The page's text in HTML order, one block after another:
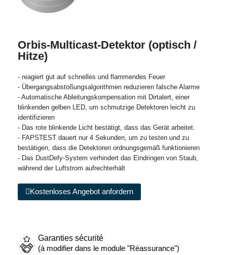
Orbis-Multicast-Detektor (optisch /
Hitze)
- reagiert gut auf schnelles und flammendes Feuer
- Übergangsabstoßungsalgorithmen reduzieren falsche Alarme
- Automatische Ableitungskompensation mit Dirtalert, einer
blinkenden gelben LED, um schmutzige Detektoren leicht zu
identifizieren
- Das rote blinkende Licht bestätigt, dass das Gerät arbeitet.
- FAPSTEST dauert nur 4 Sekunden, um zu testen und zu
bestätigen, dass die Detektoren ordnungsgemäß funktionieren
- Das DustDefy-System verhindert das Eindringen von Staub,
während der Luftstrom aufrechterhält
Kostenloses Angebot anfordern
Garanties sécurité
(à modifier dans le module "Réassurance")